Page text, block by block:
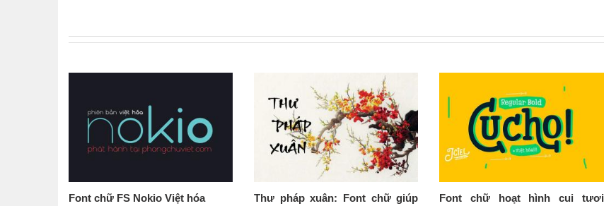
Font chữ FS Nokio Việt hóa
Thư pháp xuân: Font chữ giúp
Font chữ hoạt hình cui tươi